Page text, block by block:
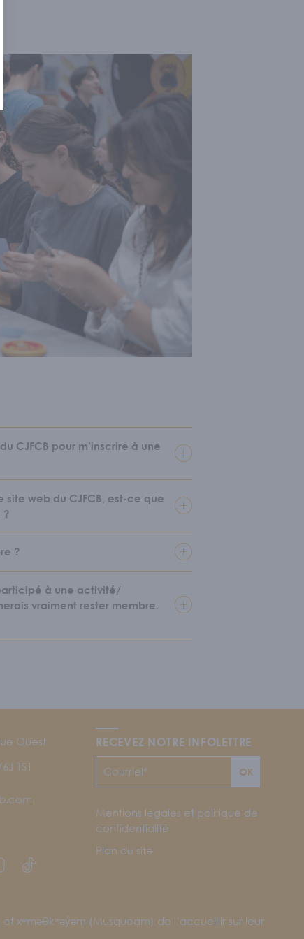
CJFCB pour m’inscrire à une
site web du CJFCB, est-ce que
?
à une activité/
vraiment rester membre.
Ouest
1S1
CJFCBdu CJFCB
Lien TikTok du CJFCB
RECEVEZ NOTRE INFOLETTRE
OK
Mentions légales et politique de
confidentialité
Plan du site
et xʷməθkʷəy̓əm (Musqueam) de l’accueillir sur leur